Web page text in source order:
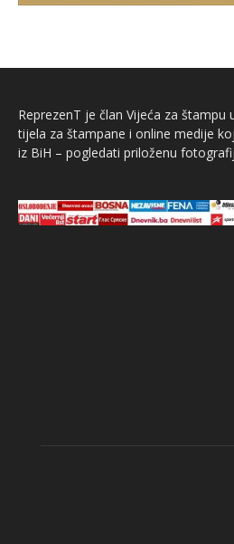
ReprezenT je član Vijeća za
tijela za štampane i online medije
iz BiH – pogledati priloženu